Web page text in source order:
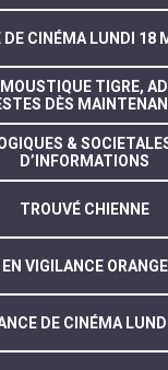
DE CINÉMA LUNDI 18
TIGRE,
DÈS
&
D’INFORMATIONS
TROUVÉ CHIENNE
VIGILANCE
DE CINÉMA